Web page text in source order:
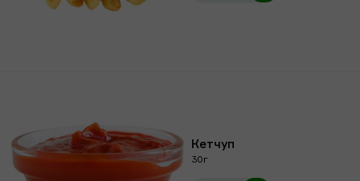
Кетчуп
30г